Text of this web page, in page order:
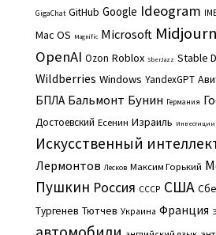
GigaChat GitHub Google Ideogram
Mac OS Magnific Microsoft
OpenAI Ozon Roblox SberJazz Stable
Wildberries Windows YandexGPT
БПЛА Бальмонт Бунин Германия
Достоевский Есенин Израиль Инвестиции
Искусственный
Лермонтов Лесков Максим Горький
Пушкин Россия СССР США
Тургенев Тютчев Украина Франция